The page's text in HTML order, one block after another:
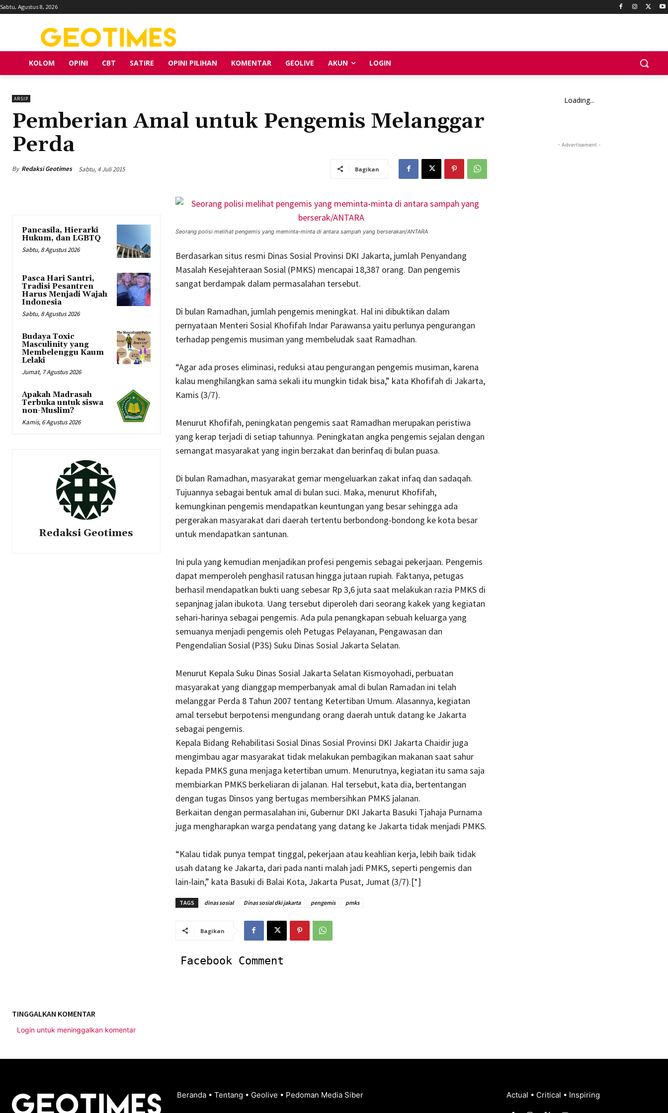
Sabtu, Agustus 8, 2026
KOLOM OPINI CBT SATIRE OPINI PILIHAN KOMENTAR GEOLIVE AKUN LOGIN
ARSIP
Pemberian Amal untuk Pengemis Melanggar
Perda
By Redaksi Geotimes Sabtu, 4 Juli 2015 Bagikan
Pancasila, Hierarki
Hukum, dan LGBTQ
Sabtu, 8 Agustus 2026
Pasca Hari Santri,
Tradisi Pesantren
Harus Menjadi Wajah
Indonesia
Sabtu, 8 Agustus 2026
Budaya Toxic
Masculinity yang
Membelenggu Kaum
Lelaki
Jumat, 7 Agustus 2026
Apakah Madrasah
Terbuka untuk siswa
non-Muslim?
Kamis, 6 Agustus 2026
Redaksi Geotimes
Seorang polisi melihat pengemis yang meminta-minta di antara sampah yang berserakan/ANTARA
Berdasarkan situs resmi Dinas Sosial Provinsi DKI Jakarta, jumlah Penyandang
Masalah Kesejahteraan Sosial (PMKS) mencapai 18,387 orang. Dan pengemis
sangat berdampak dalam permasalahan tersebut.
Di bulan Ramadhan, jumlah pengemis meningkat. Hal ini dibuktikan dalam
pernyataan Menteri Sosial Khofifah Indar Parawansa yaitu perlunya pengurangan
terhadap pengemis musiman yang membeludak saat Ramadhan.
“Agar ada proses eliminasi, reduksi atau pengurangan pengemis musiman, karena
kalau menghilangkan sama sekali itu mungkin tidak bisa,” kata Khofifah di Jakarta,
Kamis (3/7).
Menurut Khofifah, peningkatan pengemis saat Ramadhan merupakan peristiwa
yang kerap terjadi di setiap tahunnya. Peningkatan angka pengemis sejalan dengan
semangat masyarakat yang ingin berzakat dan berinfaq di bulan puasa.
Di bulan Ramadhan, masyarakat gemar mengeluarkan zakat infaq dan sadaqah.
Tujuannya sebagai bentuk amal di bulan suci. Maka, menurut Khofifah,
kemungkinan pengemis mendapatkan keuntungan yang besar sehingga ada
pergerakan masyarakat dari daerah tertentu berbondong-bondong ke kota besar
untuk mendapatkan santunan.
Ini pula yang kemudian menjadikan profesi pengemis sebagai pekerjaan. Pengemis
dapat memperoleh penghasil ratusan hingga jutaan rupiah. Faktanya, petugas
berhasil mendapatkan bukti uang sebesar Rp 3,6 juta saat melakukan razia PMKS di
sepanjnag jalan ibukota. Uang tersebut diperoleh dari seorang kakek yang kegiatan
sehari-harinya sebagai pengemis. Ada pula penangkapan sebuah keluarga yang
semuanya menjadi pengemis oleh Petugas Pelayanan, Pengawasan dan
Pengendalian Sosial (P3S) Suku Dinas Sosial Jakarta Selatan.
Menurut Kepala Suku Dinas Sosial Jakarta Selatan Kismoyohadi, perbuatan
masyarakat yang dianggap memperbanyak amal di bulan Ramadan ini telah
melanggar Perda 8 Tahun 2007 tentang Ketertiban Umum. Alasannya, kegiatan
amal tersebut berpotensi mengundang orang daerah untuk datang ke Jakarta
sebagai pengemis.
Kepala Bidang Rehabilitasi Sosial Dinas Sosial Provinsi DKI Jakarta Chaidirjuga
mengimbau agar masyarakat tidak melakukan pembagikan makanan saat sahur
kepada PMKS guna menjaga ketertiban umum. Menurutnya, kegiatan itu sama saja
membiarkan PMKS berkeliaran di jalanan. Hal tersebut, kata dia, bertentangan
dengan tugas Dinsos yang bertugas membersihkan PMKS jalanan.
Berkaitan dengan permasalahan ini, Gubernur DKI Jakarta Basuki Tjahaja Purnama
juga mengharapkan warga pendatang yang datang ke Jakarta tidak menjadi PMKS.
“Kalau tidak punya tempat tinggal, pekerjaan atau keahlian kerja, lebih baik tidak
usah datang ke Jakarta, dari pada nanti malah jadi PMKS, seperti pengemis dan
lain-lain,” kata Basuki di Balai Kota, Jakarta Pusat, Jumat (3/7).[*]
TAGS dinas sosial Dinas sosial dki jakarta pengemis pmks
Bagikan
Facebook Comment
TINGGALKAN KOMENTAR
Login untuk meninggalkan komentar
Loading...
- Advertisement -
Beranda • Tentang • Geolive • Pedoman Media Siber Actual • Critical • Inspiring